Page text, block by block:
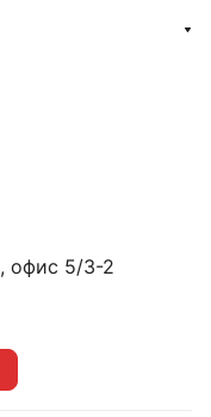
офис 5/3-2